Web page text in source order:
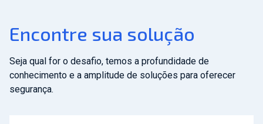
Encontre sua solução
Seja qual for o desafio, temos a profundidade de
conhecimento e a amplitude de soluções para oferecer
segurança.